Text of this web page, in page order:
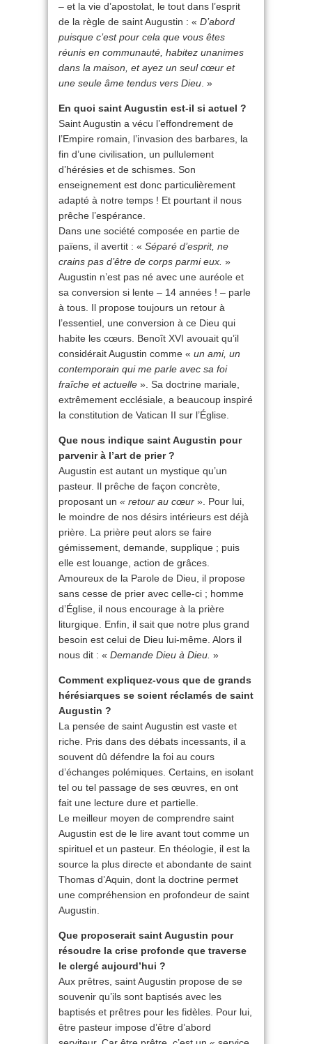
– et la vie d’apostolat, le tout dans l’esprit
de la règle de saint Augustin : « D’abord
puisque c’est pour cela que vous êtes
réunis en communauté, habitez unanimes
dans la maison, et ayez un seul cœur et
une seule âme tendus vers Dieu . »
En quoi saint Augustin est-il si actuel ?
Saint Augustin a vécu l’effondrement de
l’Empire romain, l’invasion des barbares, la
fin d’une civilisation, un pullulement
d’hérésies et de schismes. Son
enseignement est donc particulièrement
adapté à notre temps ! Et pourtant il nous
prêche l’espérance.
Dans une société composée en partie de
païens, il avertit : « Séparé d’esprit, ne
crains pas d’être de corps parmi eux. »
Augustin n’est pas né avec une auréole et
sa conversion si lente – 14 années ! – parle
à tous. Il propose toujours un retour à
l’essentiel, une conversion à ce Dieu qui
habite les cœurs. Benoît XVI avouait qu’il
considérait Augustin comme « un ami, un
contemporain qui me parle avec sa foi
fraîche et actuelle ». Sa doctrine mariale,
extrêmement ecclésiale, a beaucoup inspiré
la constitution de Vatican II sur l’Église.
Que nous indique saint Augustin pour
parvenir à l’art de prier ?
Augustin est autant un mystique qu’un
pasteur. Il prêche de façon concrète,
proposant un « retour au cœur ». Pour lui,
le moindre de nos désirs intérieurs est déjà
prière. La prière peut alors se faire
gémissement, demande, supplique ; puis
elle est louange, action de grâces.
Amoureux de la Parole de Dieu, il propose
sans cesse de prier avec celle-ci ; homme
d’Église, il nous encourage à la prière
liturgique. Enfin, il sait que notre plus grand
besoin est celui de Dieu lui-même. Alors il
nous dit : « Demande Dieu à Dieu. »
Comment expliquez-vous que de grands
hérésiarques se soient réclamés de saint
Augustin ?
La pensée de saint Augustin est vaste et
riche. Pris dans des débats incessants, il a
souvent dû défendre la foi au cours
d’échanges polémiques. Certains, en isolant
tel ou tel passage de ses œuvres, en ont
fait une lecture dure et partielle.
Le meilleur moyen de comprendre saint
Augustin est de le lire avant tout comme un
spirituel et un pasteur. En théologie, il est la
source la plus directe et abondante de saint
Thomas d’Aquin, dont la doctrine permet
une compréhension en profondeur de saint
Augustin.
Que proposerait saint Augustin pour
résoudre la crise profonde que traverse
le clergé aujourd’hui ?
Aux prêtres, saint Augustin propose de se
souvenir qu’ils sont baptisés avec les
baptisés et prêtres pour les fidèles. Pour lui,
être pasteur impose d’être d’abord